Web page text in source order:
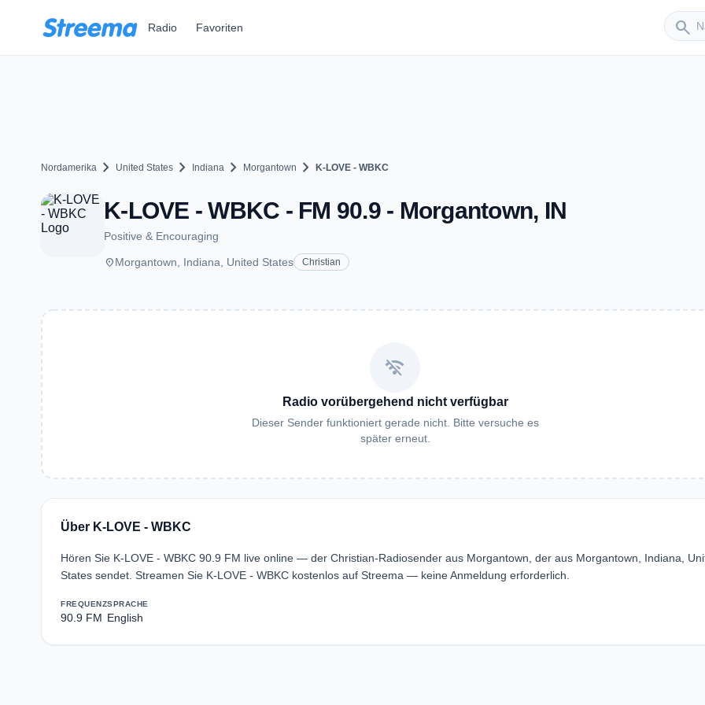
Radio Favoriten search
Nordamerika chevron_right United States chevron_right Indiana chevron_right Morgantown chevron_right K-LOVE - WBKC
K-LOVE - WBKC - FM 90.9 - Morgantown, IN
Positive & Encouraging
placeMorgantown, Indiana, United States Christian
wifi_off
Radio vorübergehend nicht verfügbar
Dieser Sender funktioniert gerade nicht. Bitte versuche es
später erneut.
Über K-LOVE - WBKC
Hören Sie K-LOVE - WBKC 90.9 FM live online — der Christian-Radiosender aus Morgantown, der aus Morgantown, Indiana,
States sendet. Streamen Sie K-LOVE - WBKC kostenlos auf Streema — keine Anmeldung erforderlich.
FREQUENZ
90.9 FM
SPRACHE
English